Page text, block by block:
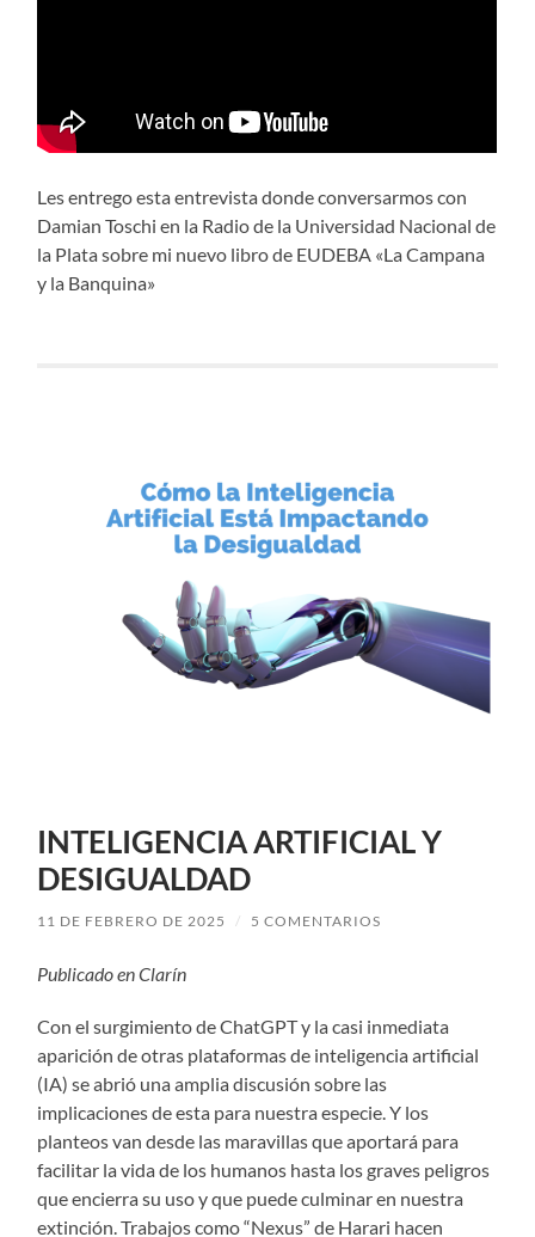
Les entrego esta entrevista donde conversarmos con
Damian Toschi en la Radio de la Universidad Nacional de
la Plata sobre mi nuevo libro de EUDEBA «La Campana
y la Banquina»
INTELIGENCIA ARTIFICIAL Y
DESIGUALDAD
11 DE FEBRERO DE 2025 / 5 COMENTARIOS
Publicado en Clarín
Con el surgimiento de ChatGPT y la casi inmediata
aparición de otras plataformas de inteligencia artificial
(IA) se abrió una amplia discusión sobre las
implicaciones de esta para nuestra especie. Y los
planteos van desde las maravillas que aportará para
facilitar la vida de los humanos hasta los graves peligros
que encierra su uso y que puede culminar en nuestra
extinción. Trabajos como “Nexus” de Harari hacen